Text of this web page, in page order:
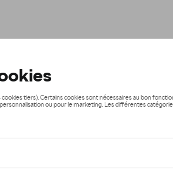
229,00 €
Moins de 5 pcs